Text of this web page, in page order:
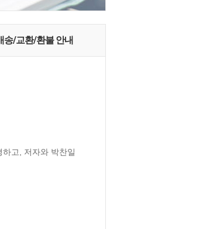
송/교환/환불 안내
고, 저자와 박찬일